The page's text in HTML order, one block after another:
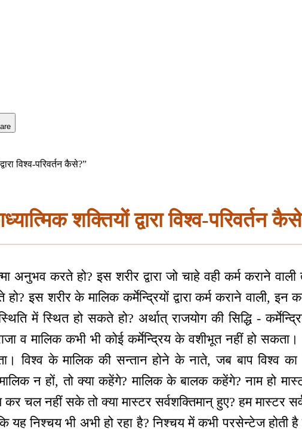
विश्व-परिवर्तन कैसे?”
शक्तियों द्वारा विश्व-परिवर्तन
अनुभव करते हो? इस शरीर द्वारा जो चाहे वही कर्म कराने
इस शरीर के मालिक कर्मेन्द्रियों द्वारा कर्म कराने वाली, इन
में स्थित हो सकते हो? अर्थात् राजयोग की सिद्धि -
व मालिक कभी भी कोई कर्मेन्द्रिय के वशीभूत नहीं हो
विश्व के मालिक की सन्तान होने के नाते, जब बाप विश्व
न हों, तो क्या कहेंगे? मालिक के बालक कहेंगे? नाम हो
चल नहीं सके तो क्या मास्टर सर्वशक्तिमान् हुए? हम मास्टर
यह निश्चय भी अभी हो रहा है? निश्चय में कभी परसेन्टेज होती है